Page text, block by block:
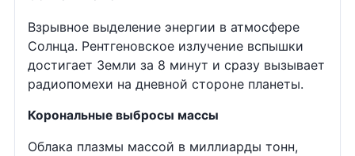
Взрывное выделение энергии в атмосфере
Солнца. Рентгеновское излучение вспышки
достигает Земли за 8 минут и сразу вызывает
радиопомехи на дневной стороне планеты.
Корональные выбросы массы
Облака плазмы массой в миллиарды тонн,